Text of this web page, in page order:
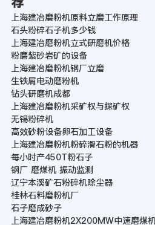
上海建冶磨粉机原料立磨工作原理
石头粉碎石子机多少钱
上海建冶磨粉机立式研磨机价格
粉磨紫砂岩矿的设备
上海建冶磨粉机钢厂立磨
生铁屑电动磨粉机
钻头研磨机成都
上海建冶磨粉机采矿权与探矿权
无锡粉碎机
高效砂粉设备卵石加工设备
上海建冶磨粉机粉碎滑石粉的机器
每小时产450T粉石子
钢厂 磨煤机 振动监测
辽宁本溪矿石粉碎机除尘器
桂林石料磨粉机厂
石子磨成砂子
上海建冶磨粉机2X200MW中速磨煤